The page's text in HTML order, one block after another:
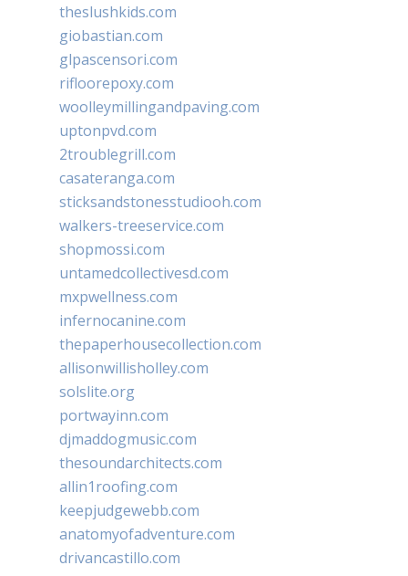
theslushkids.com
giobastian.com
glpascensori.com
rifloorepoxy.com
woolleymillingandpaving.com
uptonpvd.com
2troublegrill.com
casateranga.com
sticksandstonesstudiooh.com
walkers-treeservice.com
shopmossi.com
untamedcollectivesd.com
mxpwellness.com
infernocanine.com
thepaperhousecollection.com
allisonwillisholley.com
solslite.org
portwayinn.com
djmaddogmusic.com
thesoundarchitects.com
allin1roofing.com
keepjudgewebb.com
anatomyofadventure.com
drivancastillo.com